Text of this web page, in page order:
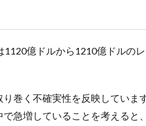
億ドルから1210億ドルの
巻く不確実性を反映していま
急増していることを考えると